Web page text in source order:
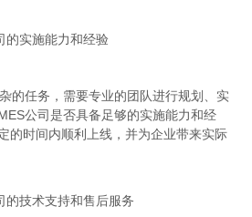
的实施能力和经验
的任务，需要专业的团队进行规划、实
公司是否具备足够的实施能力和经
的时间内顺利上线，并为企业带来实际
的技术支持和售后服务